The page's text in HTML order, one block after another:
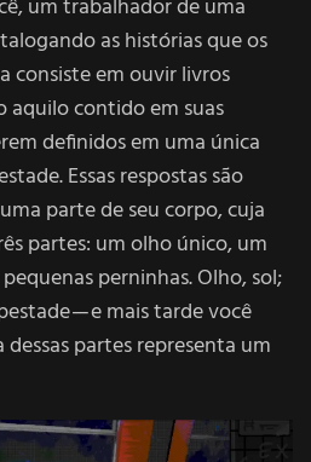
um trabalhador de uma
as histórias que os
consiste em ouvir livros
contido em suas
definidos em uma única
Essas respostas são
parte de seu corpo, cuja
partes: um olho único, um
perninhas. Olho, sol;
— e mais tarde você
partes representa um